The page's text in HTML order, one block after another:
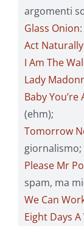
argomenti
Glass Onion
Act Naturally
I Am The
Lady
Baby You’re
(ehm);
Tomorrow
giornalismo;
Please Mr
spam, ma
We Can
Eight Days A